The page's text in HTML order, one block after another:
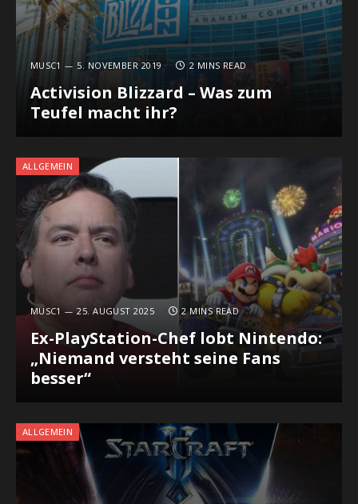
MUSC1 5. NOVEMBER 2019 2 MINS READ
Activision Blizzard – Was zum
Teufel macht ihr?
ALLGEMEIN
MUSC1 25. AUGUST 2025 2 MINS READ
Ex-PlayStation-Chef lobt Nintendo:
„Niemand versteht seine Fans
besser“
ALLGEMEIN